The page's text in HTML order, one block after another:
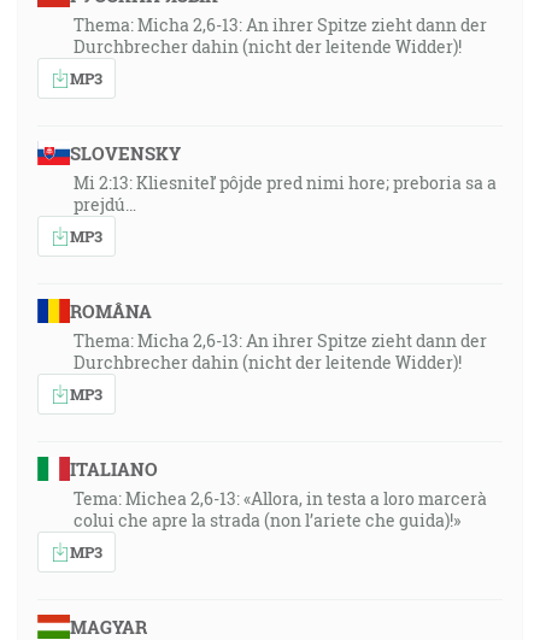
Thema: Micha 2,6-13: An ihrer Spitze zieht dann der
Durchbrecher dahin (nicht der leitende Widder)!
MP3
SLOVENSKY
Mi 2:13: Kliesniteľ pôjde pred nimi hore; preboria sa a
prejdú…
MP3
ROMÂNA
Thema: Micha 2,6-13: An ihrer Spitze zieht dann der
Durchbrecher dahin (nicht der leitende Widder)!
MP3
ITALIANO
Tema: Michea 2,6-13: «Allora, in testa a loro marcerà
colui che apre la strada (non l’ariete che guida)!»
MP3
MAGYAR